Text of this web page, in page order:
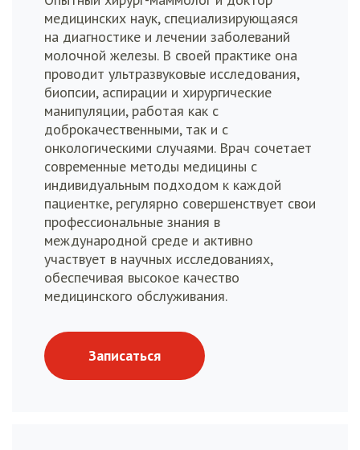
медицинских наук, специализирующаяся
на диагностике и лечении заболеваний
молочной железы. В своей практике она
проводит ультразвуковые исследования,
биопсии, аспирации и хирургические
манипуляции, работая как с
доброкачественными, так и с
онкологическими случаями. Врач сочетает
современные методы медицины с
индивидуальным подходом к каждой
пациентке, регулярно совершенствует свои
профессиональные знания в
международной среде и активно
участвует в научных исследованиях,
обеспечивая высокое качество
медицинского обслуживания.
Записаться